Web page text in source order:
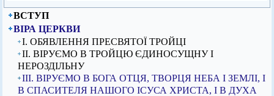
ВСТУП
ВІРА ЦЕРКВИ
I. ОБЯВЛЕННЯ ПРЕСВЯТОЇ ТРОЙЦІ
ІІ. ВІРУЄМО В ТРОЙЦЮ ЄДИНОСУЩНУ І
НЕРОЗДІЛЬНУ
ІІІ. ВІРУЄМО В БОГА ОТЦЯ, ТВОРЦЯ НЕБА І ЗЕМЛІ, І
В СПАСИТЕЛЯ НАШОГО ІСУСА ХРИСТА, І В ДУХА